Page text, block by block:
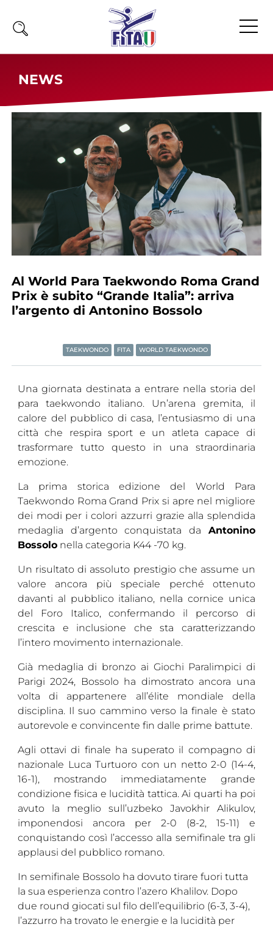
Calendario
Atleti Combattimento
Atleti Poomsae e Freestyle
Atleti Parataekwondo
Tesseramento
Licenze WT
Amministrazione
Salute
Rivista Olympic Dream
Links
Mappa del sito
Photogallery
Videogallery
Cookie policy
Cerca
Feed
Dove siamo
Federazione Trasparente
Fita HUB
NEWS
Al World Para Taekwondo Roma Grand
Prix è subito “Grande Italia”: arriva
l’argento di Antonino Bossolo
TAEKWONDO FITA WORLD TAEKWONDO
Una giornata destinata a entrare nella storia del
para taekwondo italiano. Un’arena gremita, il
calore del pubblico di casa, l’entusiasmo di una
città che respira sport e un atleta capace di
trasformare tutto questo in una straordinaria
emozione.
La prima storica edizione del World Para
Taekwondo Roma Grand Prix si apre nel migliore
dei modi per i colori azzurri grazie alla splendida
medaglia d’argento conquistata da Antonino
Bossolonella categoria K44 -70 kg.
Un risultato di assoluto prestigio che assume un
valore ancora più speciale perché ottenuto
davanti al pubblico italiano, nella cornice unica
del Foro Italico, confermando il percorso di
crescita e inclusione che sta caratterizzando
l’intero movimento internazionale.
Già medaglia di bronzo ai Giochi Paralimpici di
Parigi 2024, Bossolo ha dimostrato ancora una
volta di appartenere all’élite mondiale della
disciplina. Il suo cammino verso la finale è stato
autorevole e convincente fin dalle prime battute.
Agli ottavi di finale ha superato il compagno di
nazionale Luca Turtuoro con un netto 2-0 (14-4,
16-1), mostrando immediatamente grande
condizione fisica e lucidità tattica. Ai quarti ha poi
avuto la meglio sull’uzbeko Javokhir Alikulov,
imponendosi ancora per 2-0 (8-2, 15-11) e
conquistando così l’accesso alla semifinale tra gli
applausi del pubblico romano.
In semifinale Bossolo ha dovuto tirare fuori tutta
la sua esperienza contro l’azero Khalilov. Dopo
due round giocati sul filo dell’equilibrio (6-3, 3-4),
l’azzurro ha trovato le energie e la lucidità per